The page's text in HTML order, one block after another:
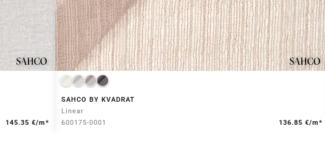
145.35 €/m*
SAHCO BY KVADRAT
Linear
600175-0001
136.85 €/m*